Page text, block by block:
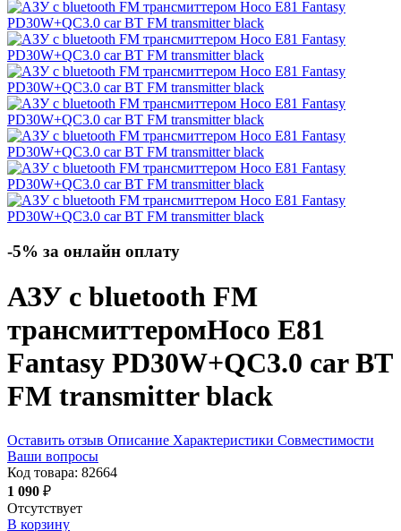
-5% за онлайн оплату
АЗУ с bluetooth FM
трансмиттеромHoco E81
Fantasy PD30W+QC3.0 car BT
FM transmitterblack
Оставить отзыв Описание Характеристики Совместимости
Ваши вопросы
Код товара: 82664
1 090 ₽
Отсутствует
В корзину